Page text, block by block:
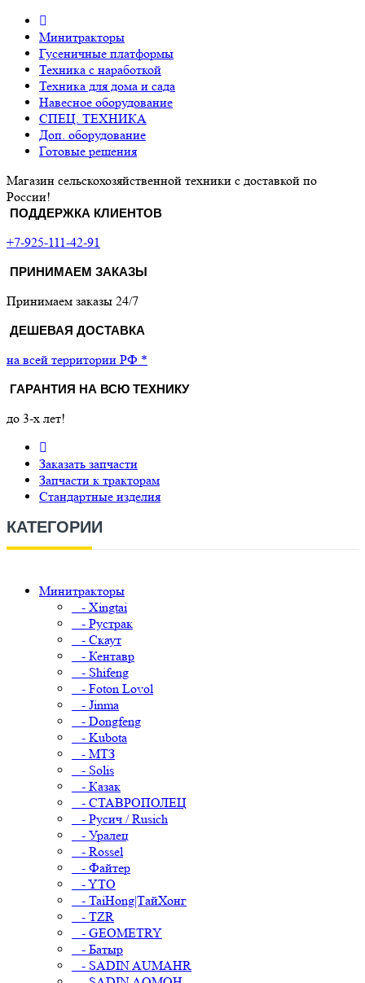
Минитракторы
Гусеничные платформы
Техника с наработкой
Техника для дома и сада
Навесное оборудование
СПЕЦ. ТЕХНИКА
Доп. оборудование
Готовые решения
Магазин сельскохозяйственной техники с доставкой по
России!
ПОДДЕРЖКА КЛИЕНТОВ
+7-925-111-42-91
ПРИНИМАЕМ ЗАКАЗЫ
Принимаем заказы 24/7
ДЕШЕВАЯ ДОСТАВКА
на всей территории РФ *
ГАРАНТИЯ НА ВСЮ ТЕХНИКУ
до 3-х лет!
Заказать запчасти
Запчасти к тракторам
Стандартные изделия
КАТЕГОРИИ
Минитракторы
- Xingtai
- Рустрак
- Скаут
- Кентавр
- Shifeng
- Foton Lovol
- Jinma
- Dongfeng
- Kubota
- МТЗ
- Solis
- Казак
- СТАВРОПОЛЕЦ
- Русич / Rusich
- Уралец
- Rossel
- Файтер
- YTO
- TaiHong|ТайХонг
- TZR
- GEOMETRY
- Батыр
- SADIN AUMAHR